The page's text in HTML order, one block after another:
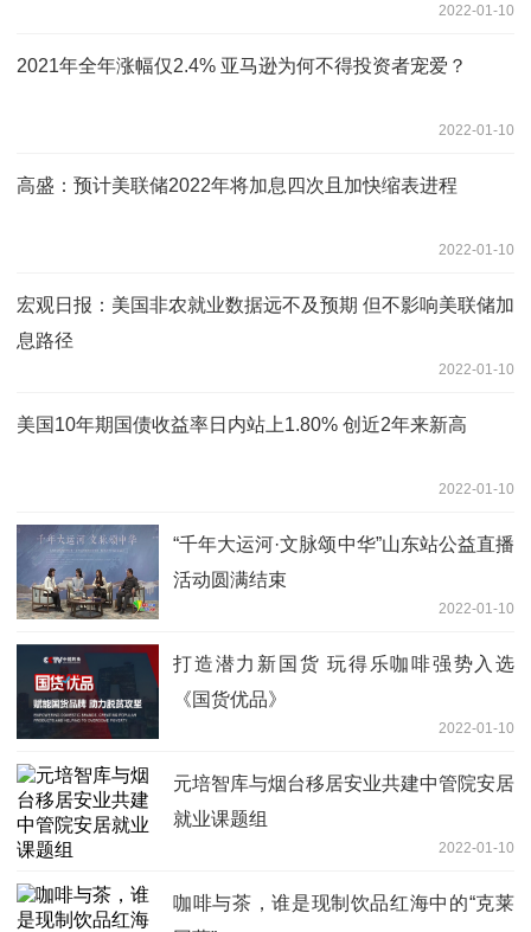
2022-01-10
2021年全年涨幅仅2.4% 亚马逊为何不得投资者宠爱？
2022-01-10
高盛：预计美联储2022年将加息四次且加快缩表进程
2022-01-10
宏观日报：美国非农就业数据远不及预期 但不影响美联储加
息路径
2022-01-10
美国10年期国债收益率日内站上1.80% 创近2年来新高
2022-01-10
“千年大运河·文脉颂中华”山东站公益直播
活动圆满结束
2022-01-10
打造潜力新国货 玩得乐咖啡强势入选
《国货优品》
2022-01-10
元培智库与烟台移居安业共建中管院安居
就业课题组
2022-01-10
咖啡与茶，谁是现制饮品红海中的“克莱